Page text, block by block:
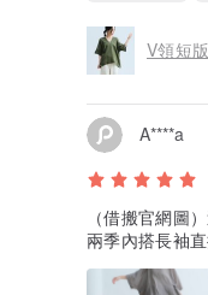
V領短
A****a
（借搬官網圖
兩季內搭長袖直